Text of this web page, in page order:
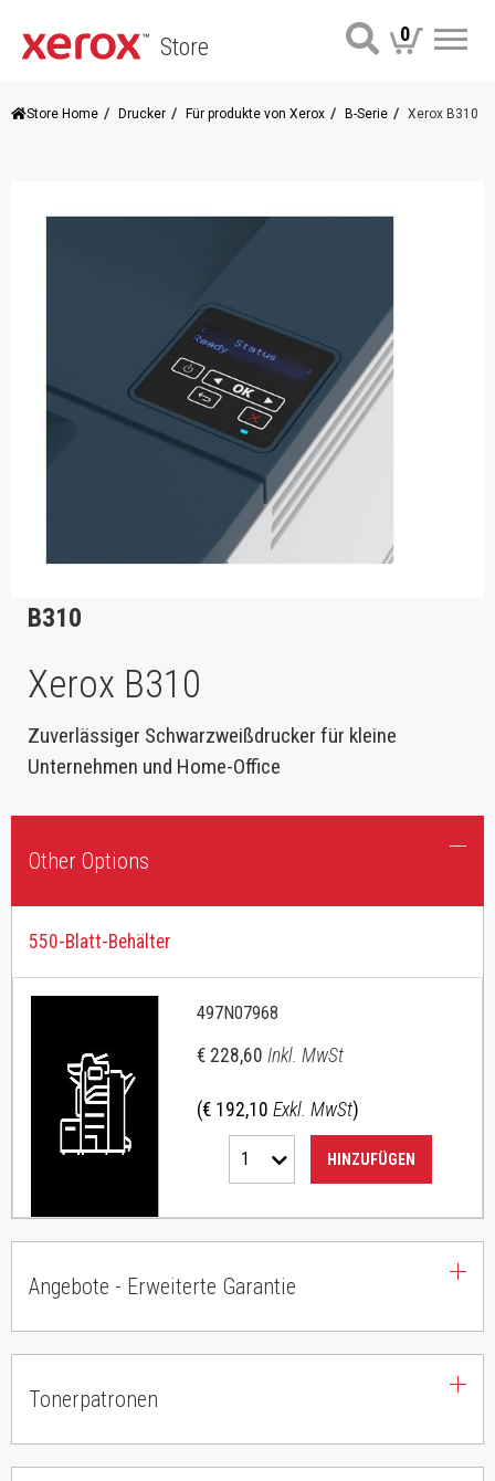
Store 0
Store Home Drucker Für produkte von Xerox B-Serie Xerox B310
B310
Xerox B310
Zuverlässiger Schwarzweißdrucker für kleine
Unternehmen und Home-Office
Other Options
550-Blatt-Behälter
497N07968
€ 228,60 Inkl. MwSt
(€ 192,10 Exkl. MwSt)
1 HINZUFÜGEN
Angebote - Erweiterte Garantie
Tonerpatronen